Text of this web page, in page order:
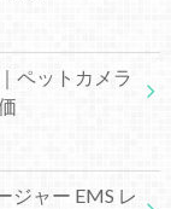
ペットカメラ
ジャー EMS レ